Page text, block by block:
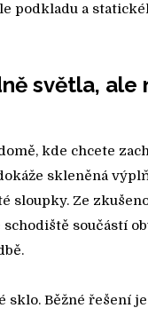
podkladu a
světla, ale
kde chcete
skleněná
sloupky. Ze
součástí
sklo. Běžné řešení